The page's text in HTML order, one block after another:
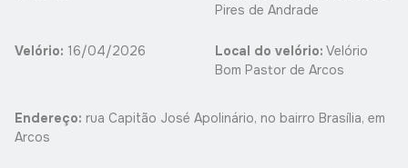
Pires de Andrade
Velório: 16/04/2026 Local do velório: Velório
Bom Pastor de Arcos
Endereço: rua Capitão José Apolinário, no bairro Brasília, em
Arcos